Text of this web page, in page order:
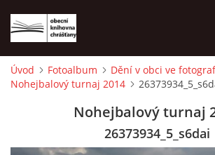
ÚVOD
Úvod Fotoalbum
Dění v obci ve
Nohejbalový turnaj 2014
Nohejbalový turnaj
26373934_5_s6dai